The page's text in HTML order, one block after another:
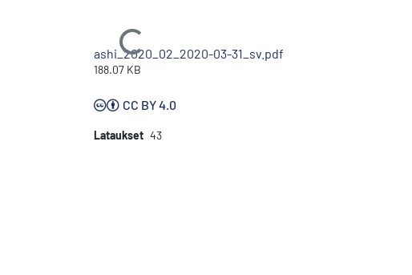
Ladataan...
ashi_2020_02_2020-03-31_sv.pdf
188.07 KB
CC BY 4.0
Lataukset 43